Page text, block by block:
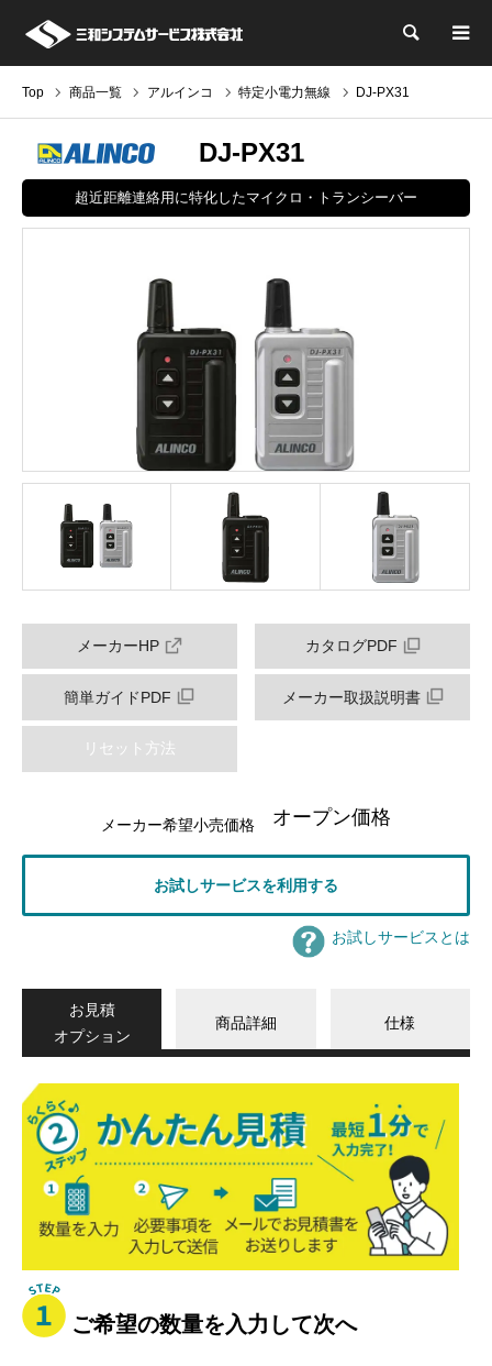
検索
Top 商品一覧 アルインコ 特定小電力無線 DJ-PX31
DJ-PX31
超近距離連絡用に特化したマイクロ・トランシーバー
メーカーHP カタログPDF
簡単ガイドPDF メーカー取扱説明書
リセット方法
メーカー希望小売価格 オープン価格
お試しサービスを利用する
お試しサービスとは
お見積
オプション
商品詳細 仕様
か
ん
た
ん
積
ご希望の数量を入力して次へ